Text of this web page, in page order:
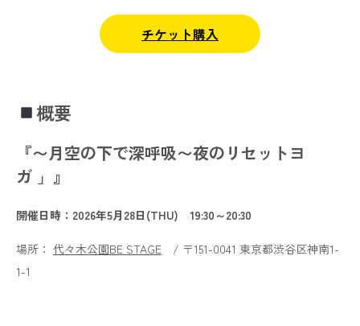
チケット購入
概要
『〜月空の下で深呼吸〜夜のリセットヨ
ガ 」 』
開催日時：2026年5月28日(THU) 19:30～20:30
場所： 代々木公園BE STAGE / 〒151-0041 東京都渋谷区神南1-
1-1